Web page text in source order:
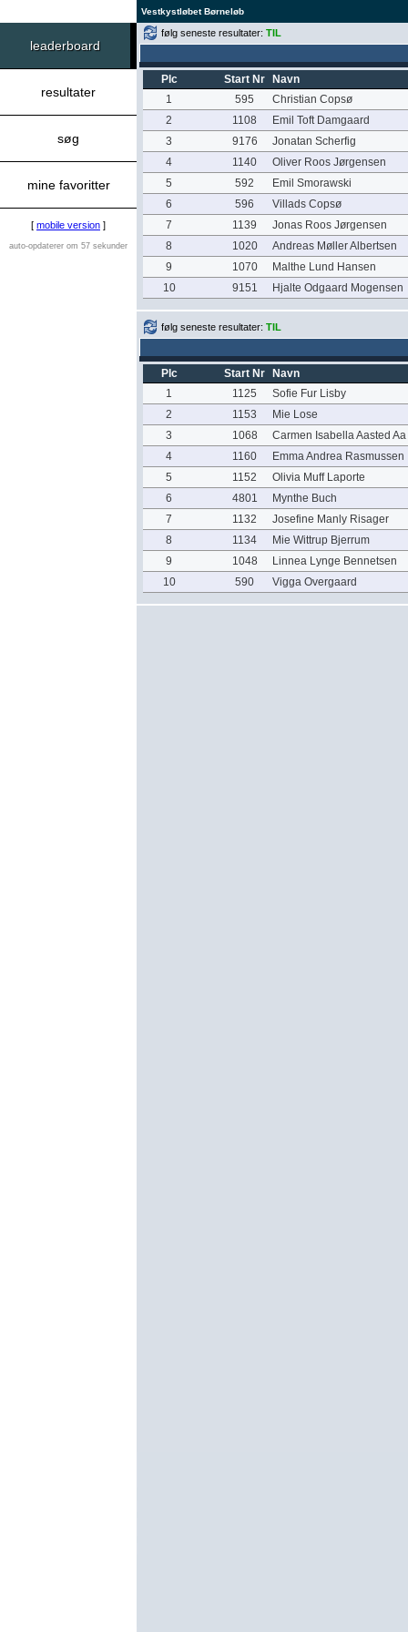
Vestkystløbet Børneløb
leaderboard
resultater
søg
mine favoritter
[ mobile version ]
auto-opdaterer om 57 sekunder
følg seneste resultater: TIL
Plc Start Nr
Navn
1
595
Christian Copsø
2
1108
Emil Toft Damgaard
3
9176
Jonatan Scherfig
4
1140
Oliver Roos Jørgensen
5
592
Emil Smorawski
6
596
Villads Copsø
7
1139
Jonas Roos Jørgensen
8
1020
Andreas Møller Albertsen
9
1070
Malthe Lund Hansen
10
9151 Hjalte Odgaard Mogensen
følg seneste resultater: TIL
Plc Start Nr
Navn
1
1125
Sofie Fur Lisby
2
1153
Mie Lose
3
1068
Carmen Isabella Aasted Aa
4
1160
Emma Andrea Rasmussen
5
1152
Olivia Muff Laporte
6
4801
Mynthe Buch
7
1132
Josefine Manly Risager
8
1134
Mie Wittrup Bjerrum
9
1048
Linnea Lynge Bennetsen
10
590 Vigga Overgaard